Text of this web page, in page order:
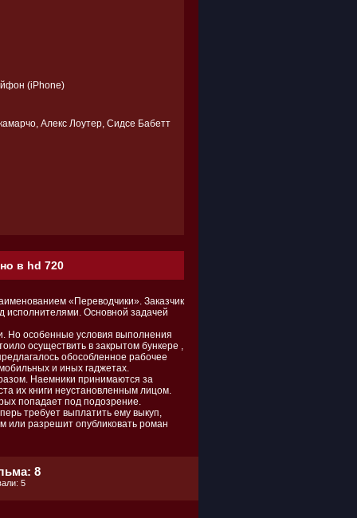
(iPhone)
Алекс Лоутер, Сидсе Бабетт
в hd 720
«Переводчики». Заказчик
исполнителями. Основной задачей
Но особенные условия выполнения
осуществить в закрытом бункере ,
обособленное рабочее
и иных гаджетах.
Наемники принимаются за
их книги неустановленным лицом.
попадает под подозрение.
требует выплатить ему выкуп,
или разрешит опубликовать роман
8
5